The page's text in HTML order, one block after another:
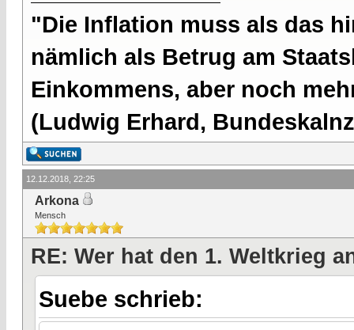
"Die Inflation muss als das
nämlich als Betrug am
Einkommens, aber noch
(Ludwig Erhard,
12.12.2018, 22:25
Arkona
Mensch
RE: Wer hat den 1. Weltkrieg
Suebe schrieb: